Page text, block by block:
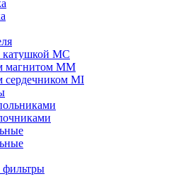
MC
магнитом ММ
MI
фильтры